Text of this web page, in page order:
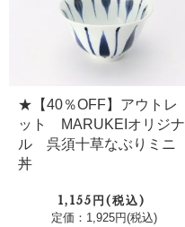
★【40％OFF】アウトレ
ット MARUKEIオリジナ
ル 呉須十草なぶりミニ
丼
1,155円(税込)
定価：1,925円(税込)